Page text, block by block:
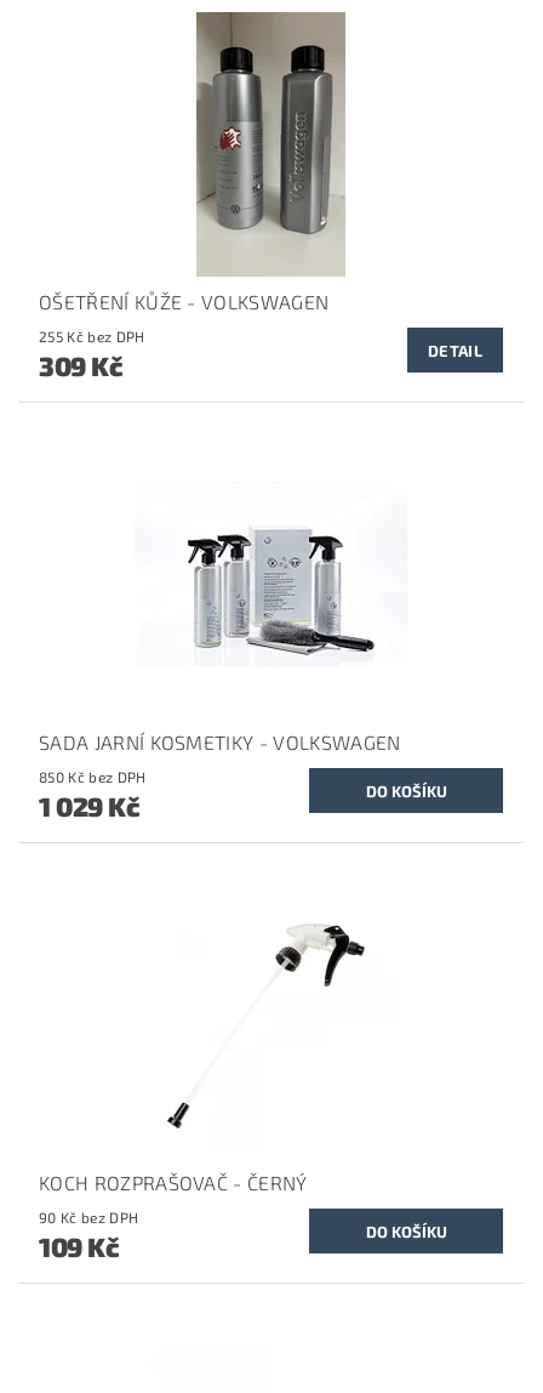
OŠETŘENÍ KŮŽE - VOLKSWAGEN
255 Kč bez DPH
309 Kč DETAIL
SADA JARNÍ KOSMETIKY - VOLKSWAGEN
850 Kč bez DPH
1 029 Kč
KOCH ROZPRAŠOVAČ - ČERNÝ
90 Kč bez DPH
109 Kč